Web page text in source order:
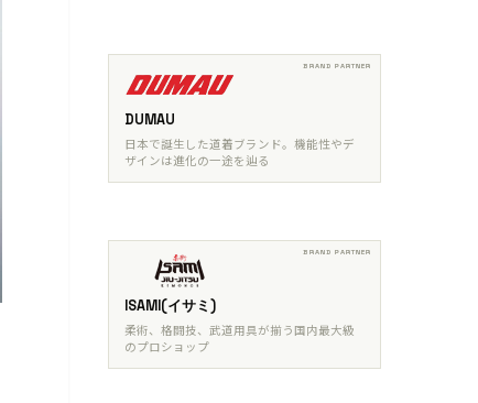
DUMAU
日本で誕生した道着ブランド。機能性やデ
ザインは進化の一途を辿る
ISAMI(イサミ)
柔術、格闘技、武道用具が揃う国内最大級
のプロショップ